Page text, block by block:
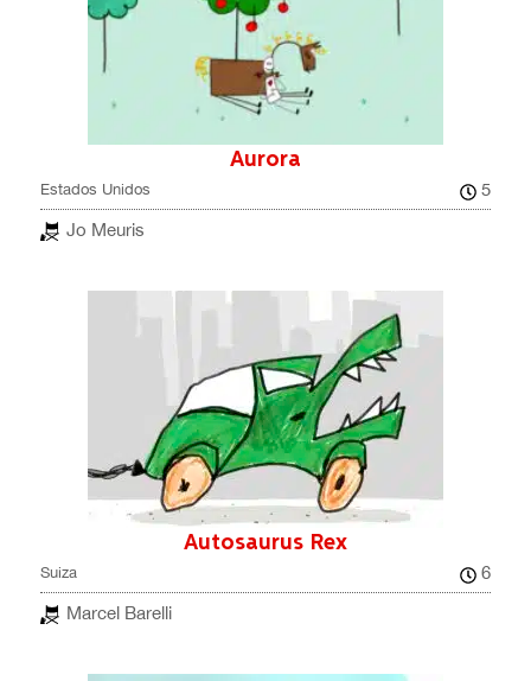
Aurora
Estados Unidos
5
Jo Meuris
Autosaurus Rex
Suiza
6
Marcel Barelli